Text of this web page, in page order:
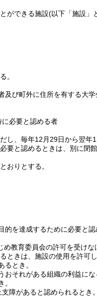
ができる施設(以下「施設」
。
及び町外に住所を有する大
必要と認める者
し、毎年12月29日から翌年
要と認めるときは、別に閉
おりとする。
的を達成するために必要と
教育委員会の許可を受けな
ときは、施設の使用を許可
とき。
それがある組織の利益にな
障があると認められるとき。